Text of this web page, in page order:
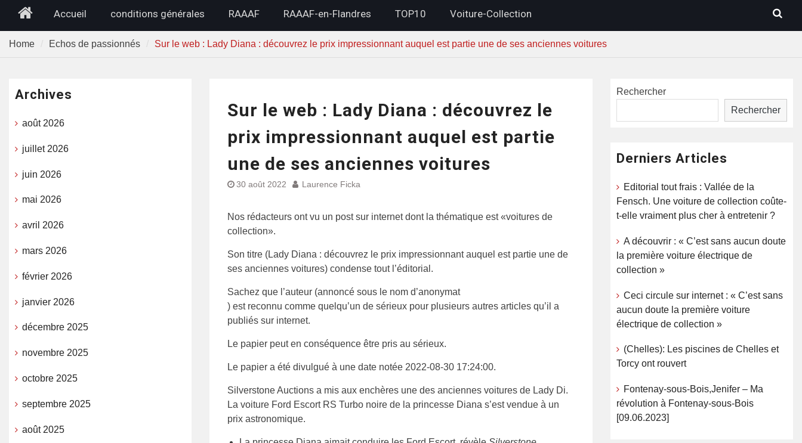
HomeAccueil conditions générales RAAAF RAAAF-en-Flandres TOP10 Voiture-Collection
Home Echos de passionnés Sur le web : Lady Diana : découvrez le prix impressionnant auquel est partie une de ses anciennes voitures
Sur le web : Lady Diana : découvrez le
prix impressionnant auquel est partie
une de ses anciennes voitures
30 août 2022 Laurence Ficka
Nos rédacteurs ont vu un post sur internet dont la thématique est «voitures de
collection».
Son titre (Lady Diana : découvrez le prix impressionnant auquel est partie une de
ses anciennes voitures) condense tout l’éditorial.
Sachez que l’auteur (annoncé sous le nom d’anonymat
) est reconnu comme quelqu’un de sérieux pour plusieurs autres articles qu’il a
publiés sur internet.
Le papier peut en conséquence être pris au sérieux.
Le papier a été divulgué à une date notée 2022-08-30 17:24:00.
Silverstone Auctions a mis aux enchères une des anciennes voitures de Lady Di.
La voiture Ford Escort RS Turbo noire de la princesse Diana s’est vendue à un
prix astronomique.
Rechercher
Rechercher
Derniers Articles
Editorial tout frais : Vallée de la
Fensch. Une voiture de collection coûte-
t-elle vraiment plus cher à entretenir ?
A découvrir : « C’est sans aucun doute
la première voiture électrique de
collection »
Ceci circule sur internet : « C’est sans
aucun doute la première voiture
électrique de collection »
(Chelles): Les piscines de Chelles et
Torcy ont rouvert
Fontenay-sous-Bois,Jenifer – Ma
révolution à Fontenay-sous-Bois
[09.06.2023]
Archives
août 2026
juillet 2026
juin 2026
mai 2026
avril 2026
mars 2026
février 2026
janvier 2026
décembre 2025
novembre 2025
octobre 2025
septembre 2025
août 2025